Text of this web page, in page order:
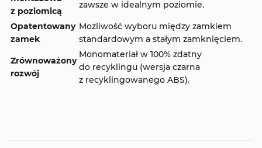
z poziomicą
zawsze w idealnym poziomie.
Opatentowany
zamek
Możliwość wyboru między zamkiem
standardowym a stałym zamknięciem.
Zrównoważony
rozwój
Monomateriał w 100% zdatny
do recyklingu (wersja czarna
z recyklingowanego ABS).